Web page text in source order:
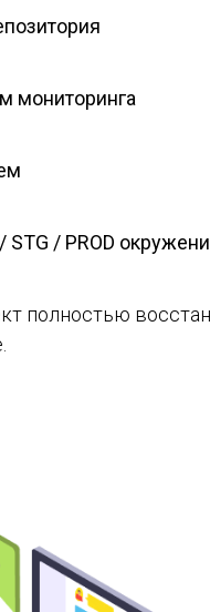
мониторинга
STG / PROD
полностью